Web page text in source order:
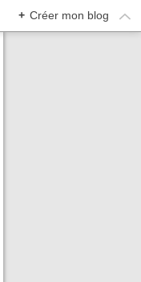
+ Créer mon blog